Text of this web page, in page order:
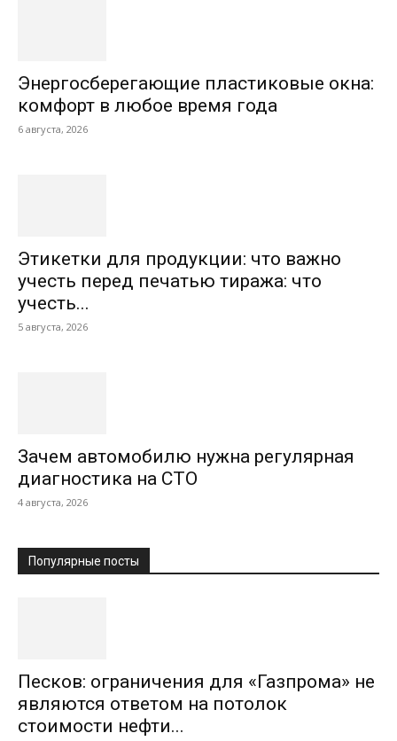
Энергосберегающие пластиковые окна:
комфорт в любое время года
6 августа, 2026
Этикетки для продукции: что важно
учесть перед печатью тиража: что
учесть...
5 августа, 2026
Зачем автомобилю нужна регулярная
диагностика на СТО
4 августа, 2026
Популярные посты
Песков: ограничения для «Газпрома» не
являются ответом на потолок
стоимости нефти...